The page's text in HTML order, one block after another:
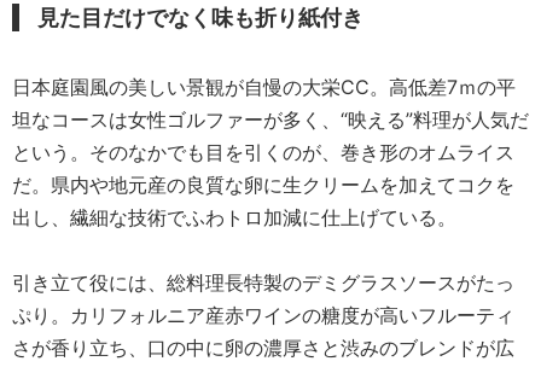
見た目だけでなく味も折り紙付き
日本庭園風の美しい景観が自慢の大栄CC。高低差7ｍの平
坦なコースは女性ゴルファーが多く、“映える”料理が人気だ
という。そのなかでも目を引くのが、巻き形のオムライス
だ。県内や地元産の良質な卵に生クリームを加えてコクを
出し、繊細な技術でふわトロ加減に仕上げている。
引き立て役には、総料理長特製のデミグラスソースがたっ
ぷり。カリフォルニア産赤ワインの糖度が高いフルーティ
さが香り立ち、口の中に卵の濃厚さと渋みのブレンドが広